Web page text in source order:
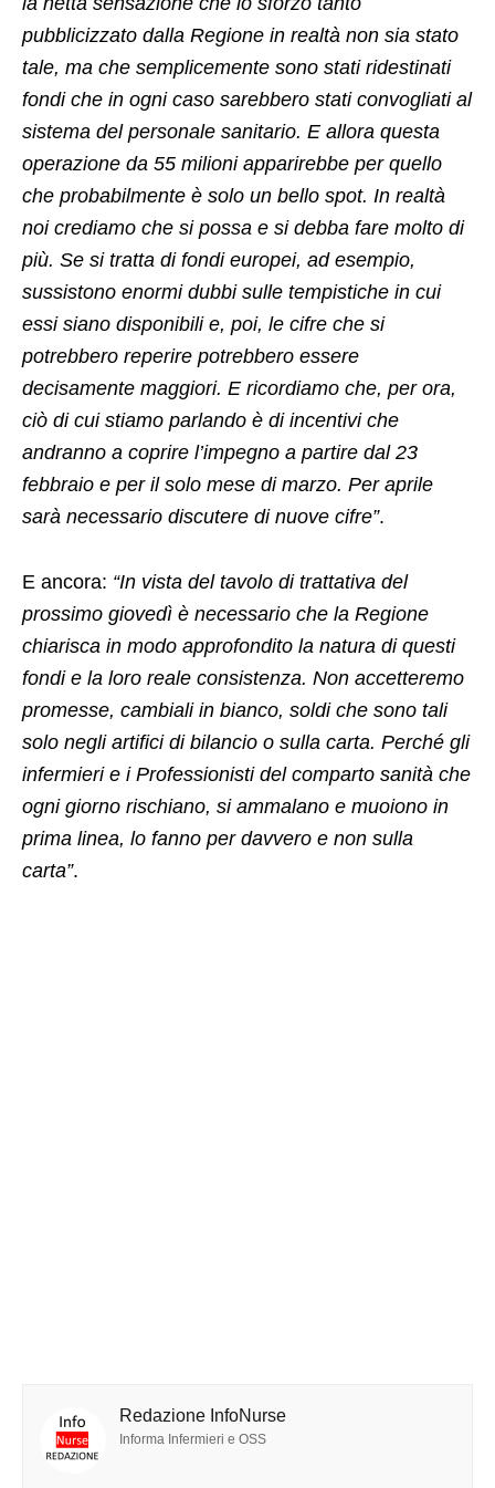
pubblicizzato dalla Regione in realtà non sia stato
tale, ma che semplicemente sono stati ridestinati
fondi che in ogni caso sarebbero stati convogliati al
sistema del personale sanitario. E allora questa
operazione da 55 milioni apparirebbe per quello
che probabilmente è solo un bello spot. In realtà
noi crediamo che si possa e si debba fare molto di
più. Se si tratta di fondi europei, ad esempio,
sussistono enormi dubbi sulle tempistiche in cui
essi siano disponibili e, poi, le cifre che si
potrebbero reperire potrebbero essere
decisamente maggiori. E ricordiamo che, per ora,
ciò di cui stiamo parlando è di incentivi che
andranno a coprire l’impegno a partire dal 23
febbraio e per il solo mese di marzo. Per aprile
sarà necessario discutere di nuove cifre”.
E ancora: “In vista del tavolo di trattativa del
prossimo giovedì è necessario che la Regione
chiarisca in modo approfondito la natura di questi
fondi e la loro reale consistenza. Non accetteremo
promesse, cambiali in bianco, soldi che sono tali
solo negli artifici di bilancio o sulla carta. Perché gli
infermieri e i Professionisti del comparto sanità che
ogni giorno rischiano, si ammalano e muoiono in
prima linea, lo fanno per davvero e non sulla
carta”.
Redazione InfoNurse
Informa Infermieri e OSS